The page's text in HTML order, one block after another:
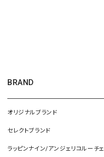
BRAND
オリジナルブランド
セレクトブランド
ラッピンナイン/アンジェリコルーチェ